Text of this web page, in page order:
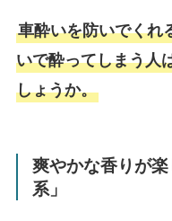
車酔いを防いでくれ
いで酔ってしまう人
しょうか。
爽やかな香りが
系」